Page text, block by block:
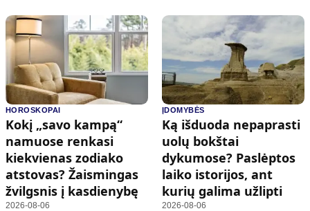
HOROSKOPAI
Kokį „savo kampą“
namuose renkasi
kiekvienas zodiako
atstovas? Žaismingas
žvilgsnis į kasdienybę
2026-08-06
ĮDOMYBĖS
Ką išduoda nepaprasti
uolų bokštai
dykumose? Paslėptos
laiko istorijos, ant
kurių galima užlipti
2026-08-06